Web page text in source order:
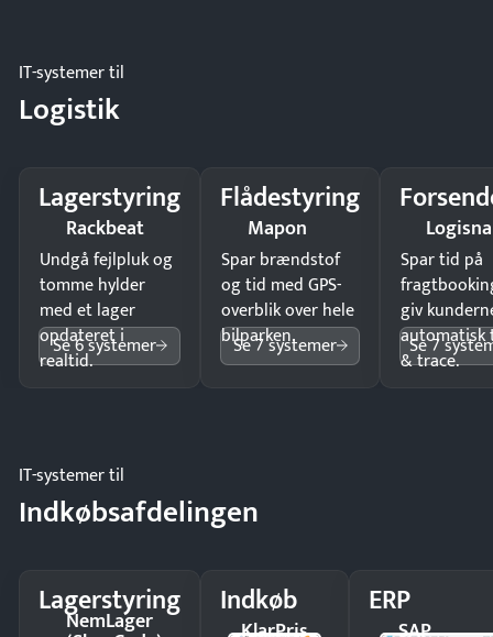
IT-systemer til
Logistik
Lagerstyring
Rackbeat
Undgå fejlpluk og
tomme hylder
med et lager
opdateret i
realtid.
Se 6 systemer
Flådestyring
Mapon
Spar brændstof
og tid med GPS-
overblik over hele
bilparken.
Se 7 systemer
Spar tid på
giv
automatisk
& trace.
Se 7
IT-systemer til
Indkøbsafdelingen
Lagerstyring
NemLager Indkøb ERP